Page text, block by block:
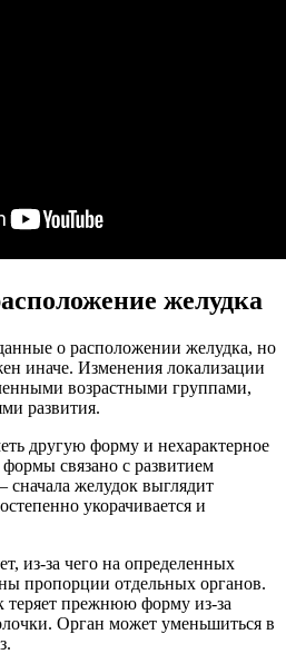
желудка
о расположении желудка, но
иначе. Изменения локализации
возрастными группами,
развития.
другую форму и нехарактерное
связано с развитием
– сначала желудок выглядит
укорачивается и
из-за чего на определенных
пропорции отдельных органов.
прежнюю форму из-за
Орган может уменьшиться в